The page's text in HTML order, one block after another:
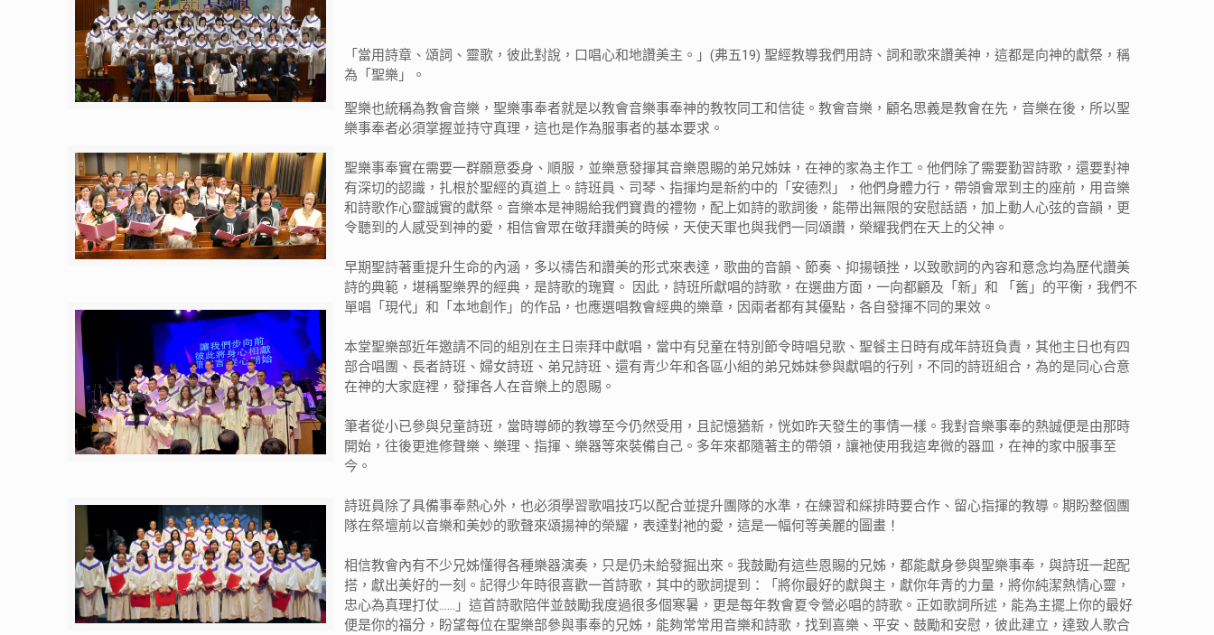
「當用詩章、頌詞、靈歌，彼此對說，口唱心和地讚美主。」(弗五19) 聖經教導我們用詩、詞和歌來讚美神，這都是向神的獻祭，稱
為「聖樂」。
聖樂也統稱為教會音樂，聖樂事奉者就是以教會音樂事奉神的教牧同工和信徒。教會音樂，顧名思義是教會在先，音樂在後，所以聖
樂事奉者必須掌握並持守真理，這也是作為服事者的基本要求。
聖樂事奉實在需要一群願意委身、順服，並樂意發揮其音樂恩賜的弟兄姊妹，在神的家為主作工。他們除了需要勤習詩歌，還要對神
有深切的認識，扎根於聖經的真道上。詩班員、司琴、指揮均是新約中的「安德烈」，他們身體力行，帶領會眾到主的座前，用音樂
和詩歌作心靈誠實的獻祭。音樂本是神賜給我們寶貴的禮物，配上如詩的歌詞後，能帶出無限的安慰話語，加上動人心弦的音韻，更
令聽到的人感受到神的愛，相信會眾在敬拜讚美的時候，天使天軍也與我們一同頌讚，榮耀我們在天上的父神。
早期聖詩著重提升生命的內涵，多以禱告和讚美的形式來表達，歌曲的音韻、節奏、抑揚頓挫，以致歌詞的內容和意念均為歷代讚美
詩的典範，堪稱聖樂界的經典，是詩歌的瑰寶。 因此，詩班所獻唱的詩歌，在選曲方面，一向都顧及「新」和 「舊」的平衡，我們不
單唱「現代」和「本地創作」的作品，也應選唱教會經典的樂章，因兩者都有其優點，各自發揮不同的果效。
本堂聖樂部近年邀請不同的組別在主日崇拜中獻唱，當中有兒童在特別節令時唱兒歌、聖餐主日時有成年詩班負責，其他主日也有四
部合唱團、長者詩班、婦女詩班、弟兄詩班、還有青少年和各區小組的弟兄姊妹參與獻唱的行列，不同的詩班組合，為的是同心合意
在神的大家庭裡，發揮各人在音樂上的恩賜。
筆者從小已參與兒童詩班，當時導師的教導至今仍然受用，且記憶猶新，恍如昨天發生的事情一樣。我對音樂事奉的熱誠便是由那時
開始，往後更進修聲樂、樂理、指揮、樂器等來裝備自己。多年來都隨著主的帶領，讓祂使用我這卑微的器皿，在神的家中服事至
今。
詩班員除了具備事奉熱心外，也必須學習歌唱技巧以配合並提升團隊的水準，在練習和綵排時要合作、留心指揮的教導。期盼整個團
隊在祭壇前以音樂和美妙的歌聲來頌揚神的榮耀，表達對祂的愛，這是一幅何等美麗的圖畫！
相信教會內有不少兄姊懂得各種樂器演奏，只是仍未給發掘出來。我鼓勵有這些恩賜的兄姊，都能獻身參與聖樂事奉，與詩班一起配
搭，獻出美好的一刻。記得少年時很喜歡一首詩歌，其中的歌詞提到：「將你最好的獻與主，獻你年青的力量，將你純潔熱情心靈，
忠心為真理打仗……」這首詩歌陪伴並鼓勵我度過很多個寒暑，更是每年教會夏令營必唱的詩歌。正如歌詞所述，能為主擺上你的最好
便是你的福分，盼望每位在聖樂部參與事奉的兄姊，能夠常常用音樂和詩歌，找到喜樂、平安、鼓勵和安慰，彼此建立，達致人歌合